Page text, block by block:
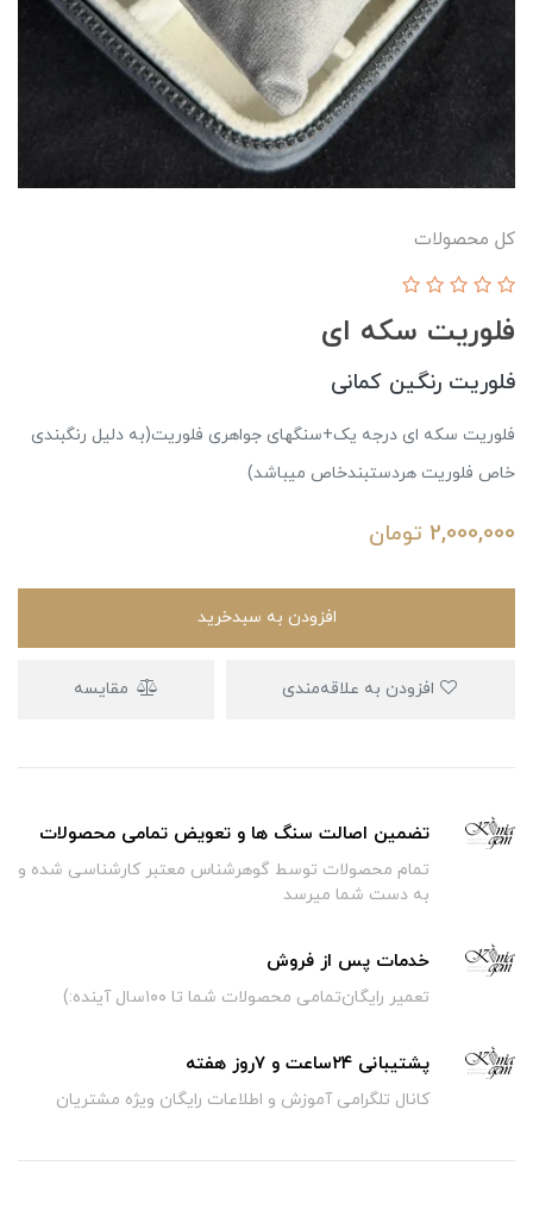
کل محصولات
فلوریت سکه ای
فلوریت رنگین کمانی
فلوریت سکه ای درجه یک+سنگهای جواهری فلوریت(به دلیل رنگبندی
خاص فلوریت‌ هردستبند‌خاص میباشد)
2,000,000 تومان
افزودن به سبدخرید
مقایسه
تضمین اصالت سنگ ها و تعویض تمامی محصولات
تمام محصولات توسط گوهرشناس معتبر کارشناسی شده و
به دست شما میرسد
خدمات پس از فروش
تعمیر رایگان‌تمامی محصولات شما تا ۱۰۰سال آینده:)
پشتیبانی ۲۴ساعت و ۷روز هفته
کانال تلگرامی آموزش و اطلاعات رایگان ویژه مشتریان